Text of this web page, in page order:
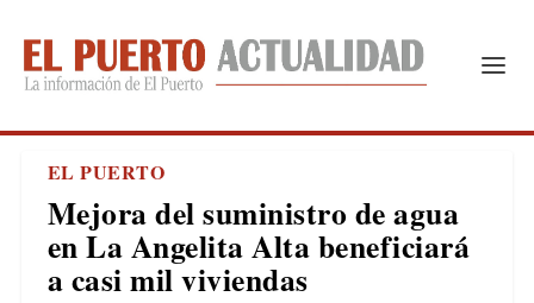
EL PUERTO
Mejora del suministro de agua
en La Angelita Alta beneficiará
a casi mil viviendas